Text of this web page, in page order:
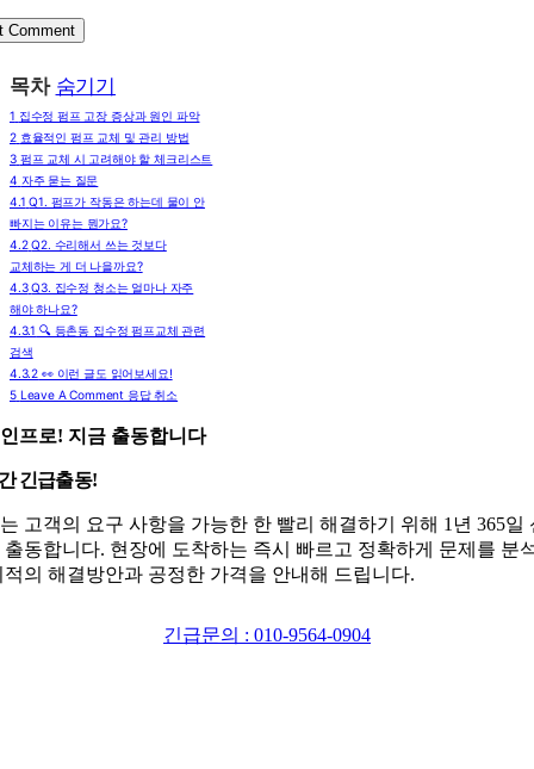
목차 숨기기
1 집수정 펌프 고장 증상과 원인 파악
2 효율적인 펌프 교체 및 관리 방법
3 펌프 교체 시 고려해야 할 체크리스트
4 자주 묻는 질문
4.1 Q1. 펌프가 작동은 하는데 물이 안
빠지는 이유는 뭔가요?
4.2 Q2. 수리해서 쓰는 것보다
교체하는 게 더 나을까요?
4.3 Q3. 집수정 청소는 얼마나 자주
해야 하나요?
4.3.1 🔍 등촌동 집수정 펌프교체 관련
검색
4.3.2 👀 이런 글도 읽어보세요!
5 Leave A Comment 응답 취소
프로! 지금 출동합니다
긴급출동!
고객의 요구 사항을 가능한 한 빨리 해결하기 위해 1년 365일
출동합니다. 현장에 도착하는 즉시 빠르고 정확하게 문제를 분
적의 해결방안과 공정한 가격을 안내해 드립니다.
긴급문의 : 010-9564-0904